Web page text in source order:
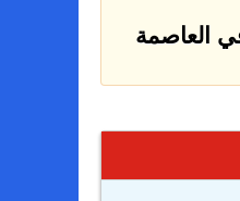
العاصمة